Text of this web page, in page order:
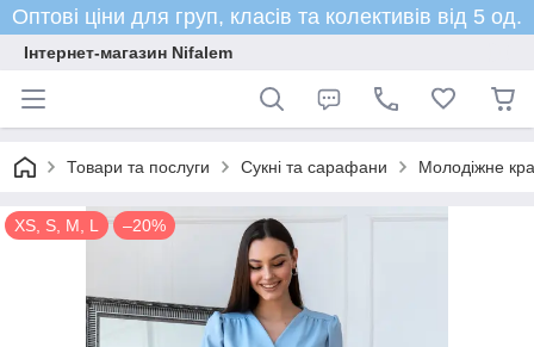
Оптові ціни для груп, класів та колективів від 5 од.
Інтернет-магазин Nifalem
Товари та послуги Сукні та сарафани Молодіжне
XS, S, M, L –20%